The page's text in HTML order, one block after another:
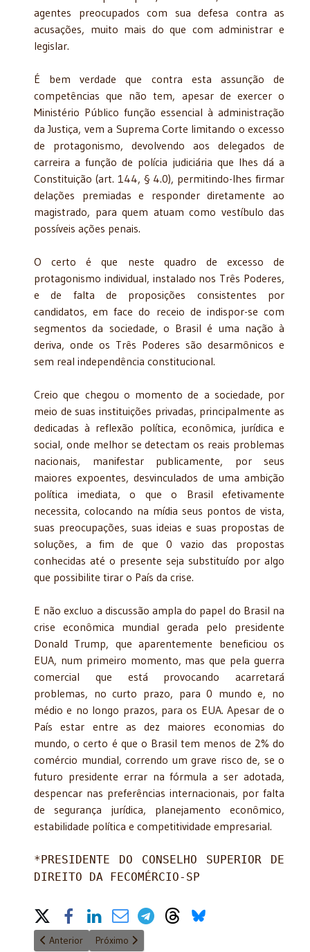
agentes preocupados com sua defesa contra as
acusações, muito mais do que com administrar e
legislar.
É bem verdade que contra esta assunção de
competências que não tem, apesar de exercer o
Ministério Público função essencial à administração
da Justiça, vem a Suprema Corte limitando o excesso
de protagonismo, devolvendo aos delegados de
carreira a função de polícia judiciária que lhes dá a
Constituição (art. 144, § 4.0), permitindo-lhes firmar
delações premiadas e responder diretamente ao
magistrado, para quem atuam como vestíbulo das
possíveis ações penais.
O certo é que neste quadro de excesso de
protagonismo individual, instalado nos Três Poderes,
e de falta de proposições consistentes por
candidatos, em face do receio de indispor-se com
segmentos da sociedade, o Brasil é uma nação à
deriva, onde os Três Poderes são desarmônicos e
sem real independência constitucional.
Creio que chegou o momento de a sociedade, por
meio de suas instituições privadas, principalmente as
dedicadas à reflexão política, econômica, jurídica e
social, onde melhor se detectam os reais problemas
nacionais, manifestar publicamente, por seus
maiores expoentes, desvinculados de uma ambição
política imediata, o que o Brasil efetivamente
necessita, colocando na mídia seus pontos de vista,
suas preocupações, suas ideias e suas propostas de
soluções, a fim de que 0 vazio das propostas
conhecidas até o presente seja substituído por algo
que possibilite tirar o País da crise.
E não excluo a discussão ampla do papel do Brasil na
crise econômica mundial gerada pelo presidente
Donald Trump, que aparentemente beneficiou os
EUA, num primeiro momento, mas que pela guerra
comercial que está provocando acarretará
problemas, no curto prazo, para 0 mundo e, no
médio e no longo prazos, para os EUA. Apesar de o
País estar entre as dez maiores economias do
mundo, o certo é que o Brasil tem menos de 2% do
comércio mundial, correndo um grave risco de, se o
futuro presidente errar na fórmula a ser adotada,
despencar nas preferências internacionais, por falta
de segurança jurídica, planejamento econômico,
estabilidade política e competitividade empresarial.
*PRESIDENTE DO CONSELHO SUPERIOR DE
DIREITO DA FECOMÉRCIO-SP
Share on Social Media
Artigo anterior: Lula candidato - Consequenciologia
Anterior Próximo artigo: As transformações do Direito
Próximo